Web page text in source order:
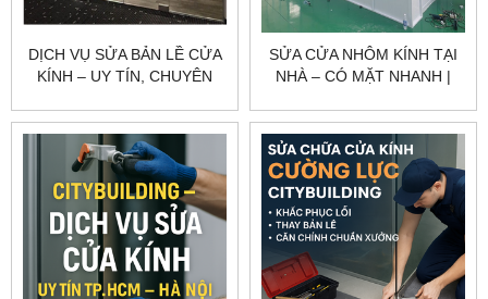
DỊCH VỤ SỬA BẢN LỀ CỬA
KÍNH – UY TÍN, CHUYÊN
SỬA CỬA NHÔM KÍNH TẠI
NHÀ – CÓ MẶT NHANH |